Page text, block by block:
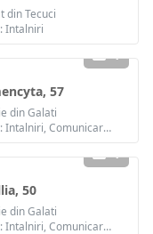
din Tecuci
Intalniri
1
57
din Galati
Cauta: Intalniri, Comunicare / chat, Prietenie
1
50
din Galati
Cauta: Intalniri, Comunicare / chat, Prietenie, Casatorie